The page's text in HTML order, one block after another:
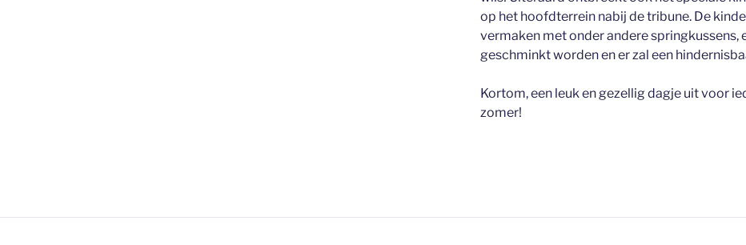
op het hoofdterrein nabij de tribune. De
vermaken met onder andere springkussens,
geschminkt worden en er zal een
Kortom, een leuk en gezellig dagje uit voor
zomer!